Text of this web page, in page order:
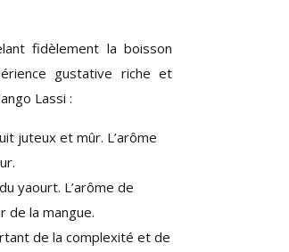
fidèlement la boisson
gustative riche et
Lassi :
juteux et mûr. L’arôme
yaourt. L’arôme de
de la mangue.
de la complexité et de